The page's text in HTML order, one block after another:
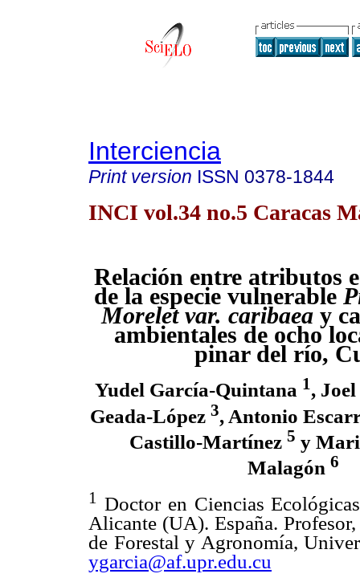
Interciencia
Print version ISSN 0378-1844
INCI vol.34 no.5 Caracas
Relación entre atributos
de la especie vulnerable
Morelet var. caribaea y
ambientales de ocho
pinar del río,
Yudel García-Quintana 1,
Geada-López 3, Antonio
Castillo-Martínez 5 y
Malagón 6
1 Doctor en Ciencias
Alicante (UA). España.
de Forestal y Agronomía,
ygarcia@af.upr.edu.cu